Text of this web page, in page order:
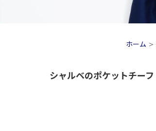
ホーム >
シャルベのポケットチーフ